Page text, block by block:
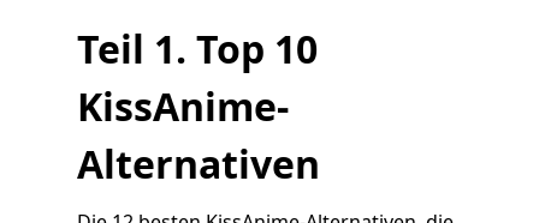
Teil 1. Top 10
KissAnime-
Alternativen